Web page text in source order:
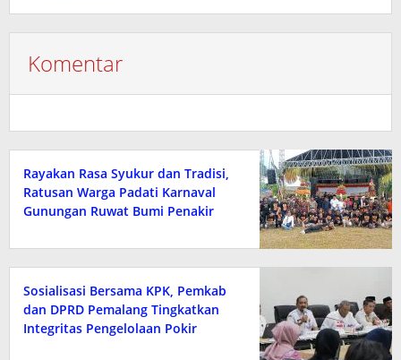
Komentar
Rayakan Rasa Syukur dan Tradisi,
Ratusan Warga Padati Karnaval
Gunungan Ruwat Bumi Penakir
Sosialisasi Bersama KPK, Pemkab
dan DPRD Pemalang Tingkatkan
Integritas Pengelolaan Pokir